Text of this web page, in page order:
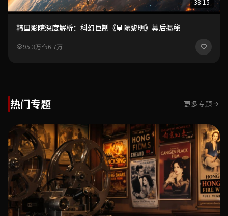
38:15
韩国影院深度解析：科幻巨制《星际黎明》幕后揭秘
95.3万 6.7万
热门专题 更多专题